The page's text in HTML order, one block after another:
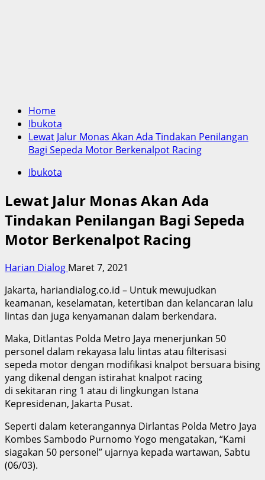
Home
Ibukota
Lewat Jalur Monas Akan Ada Tindakan Penilangan
Bagi Sepeda Motor Berkenalpot Racing
Ibukota
Lewat Jalur Monas Akan Ada
Tindakan Penilangan Bagi Sepeda
Motor Berkenalpot Racing
Harian Dialog Maret 7, 2021
Jakarta, hariandialog.co.id – Untuk mewujudkan
keamanan, keselamatan, ketertiban dan kelancaran lalu
lintas dan juga kenyamanan dalam berkendara.
Maka, Ditlantas Polda Metro Jaya menerjunkan 50
personel dalam rekayasa lalu lintas atau filterisasi
sepeda motor dengan modifikasi knalpot bersuara bising
yang dikenal dengan istirahat knalpot racing
di sekitaran ring 1 atau di lingkungan Istana
Kepresidenan, Jakarta Pusat.
Seperti dalam keterangannya Dirlantas Polda Metro Jaya
Kombes Sambodo Purnomo Yogo mengatakan, “Kami
siagakan 50 personel” ujarnya kepada wartawan, Sabtu
(06/03).